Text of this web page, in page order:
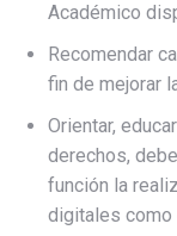
Académico
Recomendar
fin de mejorar
Orientar,
derechos,
función la
digitales como